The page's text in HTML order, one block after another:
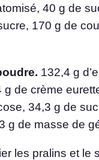
40 g de
170 g de
132,4 g
de crème
34,3 g de
g de masse de
les pralins et le